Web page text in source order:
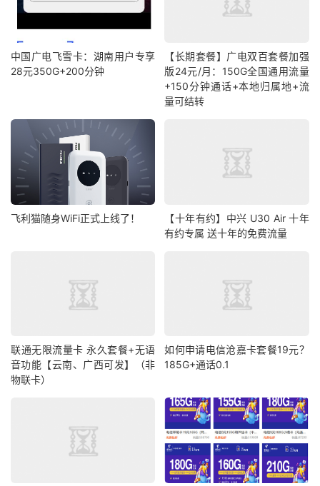
中国广电飞雪卡：湖南用户专享
28元350G+200分钟
【长期套餐】广电双百套餐加强
版24元/月：150G全国通用流量
+150分钟通话+本地归属地+流
量可结转
飞利猫随身WiFi正式上线了！
【十年有约】中兴 U30 Air 十年
有约专属 送十年的免费流量
联通无限流量卡 永久套餐+无语
音功能【云南、广西可发】（非
物联卡）
如何申请电信沧嘉卡套餐19元？
185G+通话0.1